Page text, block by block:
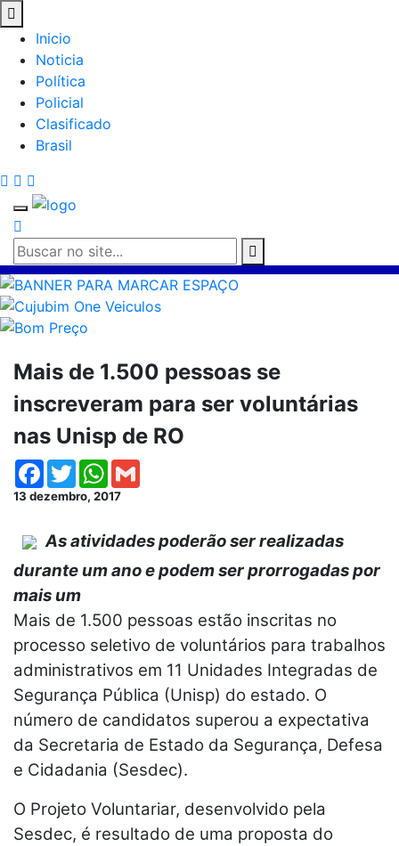
Inicio
Noticia
Política
Policial
Clasificado
Brasil
Mais de 1.500 pessoas se
inscreveram para ser voluntárias
nas Unisp de RO
Facebook
TwitterWhatsApp
13 dezembro, 2017
As atividades poderão ser realizadas
durante um ano e podem ser prorrogadas por
mais um
Mais de 1.500 pessoas estão inscritas no
processo seletivo de voluntários para trabalhos
administrativos em 11 Unidades Integradas de
Segurança Pública (Unisp) do estado. O
número de candidatos superou a expectativa
da Secretaria de Estado da Segurança, Defesa
e Cidadania (Sesdec).
O Projeto Voluntariar, desenvolvido pela
Sesdec, é resultado de uma proposta do